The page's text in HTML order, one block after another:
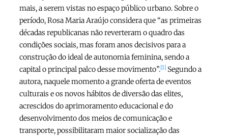
mais, a serem vistas no espaço público urbano. Sobre o
período, Rosa Maria Araújo considera que “as primeiras
décadas republicanas não reverteram o quadro das
condições sociais, mas foram anos decisivos para a
construção do ideal de autonomia feminina, sendo a
capital o principal palco desse movimento”.[1] Segundo a
autora, naquele momento a grande oferta de eventos
culturais e os novos hábitos de diversão das elites,
acrescidos do aprimoramento educacional e do
desenvolvimento dos meios de comunicação e
transporte, possibilitaram maior socialização das